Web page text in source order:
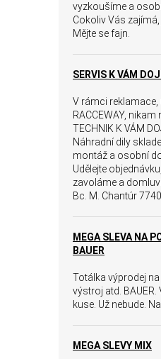
vyzkoušíme a
Cokoliv Vás
Mějte se fajn.
SERVIS K VÁM
V rámci
RACCEWAY,
TECHNIK K VÁM
Náhradní dily
montáž a osobní
Udělejte
zavoláme a
Bc. M. Chantúr
MEGA SLEVA NA
BAUER
Totálka výprodej na
výstroj atd.
kuse. Už nebude.
MEGA SLEVY MIX